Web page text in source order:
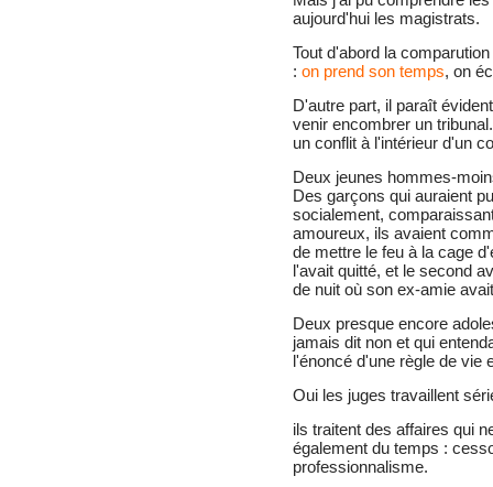
aujourd'hui les magistrats.
Tout d'abord la
: on prend son temps, on
D'autre part, il paraît
venir encombrer un
un conflit à l'intérieur d'un
Deux jeunes hommes-
Des garçons qui auraient
socialement,
amoureux, ils avaient
de mettre le feu à la cage
l'avait quitté, et le second
de nuit où son ex-amie
Deux presque encore
jamais dit non et qui
l'énoncé d'une règle de vie
Oui les juges travaillent
ils traitent des affaires qui
également du temps :
professionnalisme.